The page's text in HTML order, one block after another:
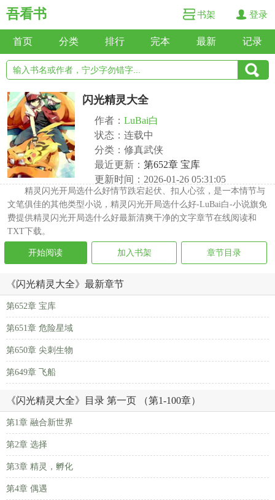
吾看书 书架 登录
首页 分类 排行 完本 最新 记录
闪光精灵大全
作者： LuBai白
状态：连载中
分类：修真武侠
最近更新： 第652章 宝库
更新时间：2026-01-26 05:31:05
精灵闪光开局选什么好情节跌宕起伏、扣人心弦，是一本情节与
文笔俱佳的其他类型小说，精灵闪光开局选什么好-LuBai白-小说旗免
费提供精灵闪光开局选什么好最新清爽干净的文字章节在线阅读和
TXT下载。
开始阅读 加入书架 章节目录
《闪光精灵大全》最新章节
第652章 宝库
第651章 危险星域
第650章 尖刺生物
第649章 飞船
《闪光精灵大全》目录 第一页 （第1-100章）
第1章 融合新世界
第2章 选择
第3章 精灵，孵化
第4章 偶遇